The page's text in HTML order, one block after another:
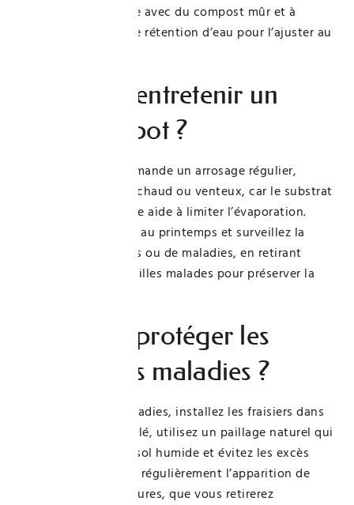
améliorer la structure avec du compost mûr et à
vérifier la capacité de rétention d’eau pour l’ajuster au
Comment entretenir un
fraisier en pot ?
Un fraisier en pot demande un arrosage régulier,
surtout quand il fait chaud ou venteux, car le substrat
sèche vite. Le paillage aide à limiter l’évaporation.
Fertilisez légèrement au printemps et surveillez la
présence de parasites ou de maladies, en retirant
régulièrement les feuilles malades pour préserver la
Comment protéger les
fraisiers des maladies ?
Pour prévenir les maladies, installez les fraisiers dans
un endroit bien ventilé, utilisez un paillage naturel qui
éloigne les fruits du sol humide et évitez les excès
d’arrosage. Surveillez régulièrement l’apparition de
taches ou de moisissures, que vous retirerez